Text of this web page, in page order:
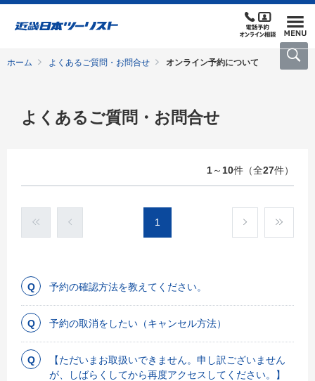
ホーム よくあるご質問・お問合せ オンライン予約について
よくあるご質問・お問合せ
1～ 10件（全27件）
1
予約の確認方法を教えてください。
予約の取消をしたい（キャンセル方法）
【ただいまお取扱いできません。申し訳ございません
が、しばらくしてから再度アクセスしてください。】